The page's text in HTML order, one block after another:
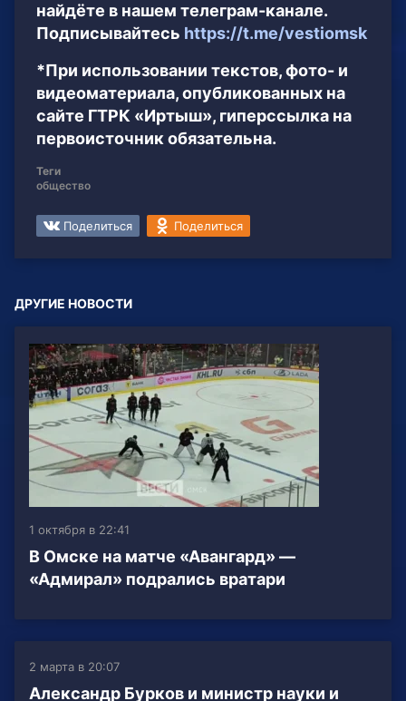
найдёте в нашем телеграм-канале.
Подписывайтесь https://t.me/vestiomsk
*При использовании текстов, фото- и
видеоматериала, опубликованных на
сайте ГТРК «Иртыш», гиперссылка на
первоисточник обязательна.
Теги
общество
Поделиться Поделиться
ДРУГИЕ НОВОСТИ
1 октября в 22:41
В Омске на матче «Авангард» —
«Адмирал» подрались вратари
2 марта в 20:07
Александр Бурков и министр науки и